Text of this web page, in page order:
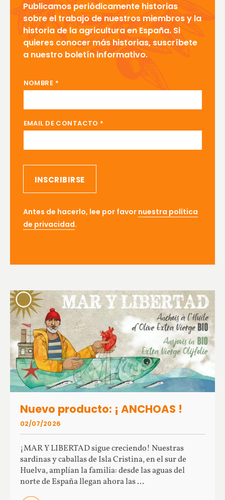
Publicamos periódicamente historias
sobre el trabajo de nuestros miembros y la
historia de la agricultura en España. Si
quieres conocer más historias, suscríbete
a nuestro boletín informativo.
NOMBRE *
EMAIL DE CONTACTO *
INSCRIBIRSE
Antes de hacerlo, lee por favor nuestra política
de privacidad.
Nuevo producto: ¡ ANCHOAS !
¡MAR Y LIBERTAD sigue creciendo! Nuestras
sardinas y caballas de Isla Cristina, en el sur de
Huelva, amplían la familia: desde las aguas del
norte de España llegan ahora las ...
02/07/2026